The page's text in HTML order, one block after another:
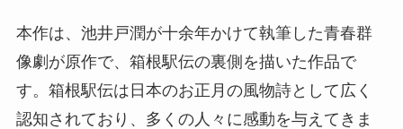
本作は、池井戸潤が十余年かけて執筆した青春群
像劇が原作で、箱根駅伝の裏側を描いた作品で
す。箱根駅伝は日本のお正月の風物詩として広く
認知されており、多くの人々に感動を与えてきま